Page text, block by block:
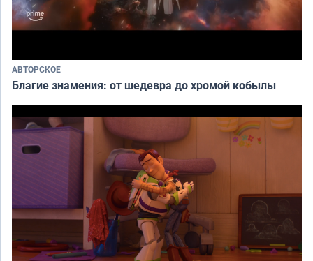
АВТОРСКОЕ
Благие знамения: от шедевра до хромой кобылы